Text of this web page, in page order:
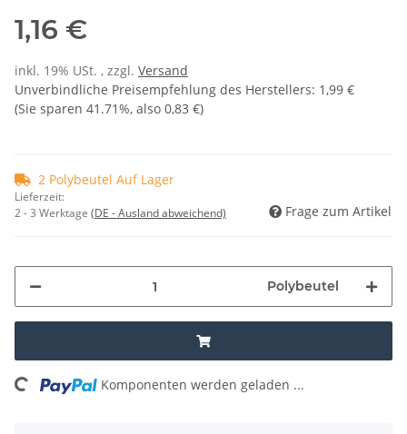
1,16 €
inkl. 19% USt. , zzgl. Versand
Unverbindliche Preisempfehlung des Herstellers: 1,99 €
(Sie sparen 41.71%, also 0,83 €)
2 Polybeutel Auf Lager
Lieferzeit:
2 - 3 Werktage (DE - Ausland abweichend) Frage zum Artikel
Polybeutel
Komponenten werden geladen ...